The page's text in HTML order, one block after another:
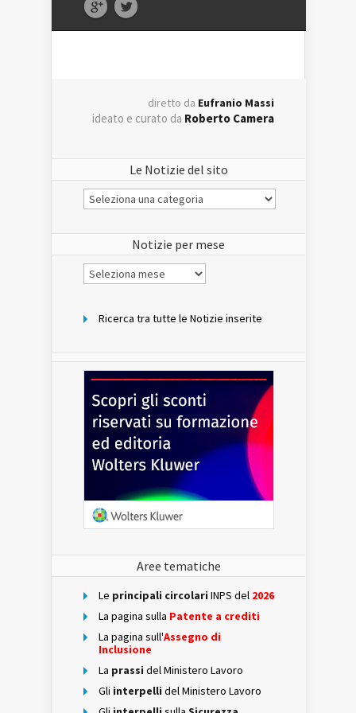
diretto da Eufranio Massi
ideato e curato da Roberto Camera
Le Notizie del sito
Le
Notizie
Notizie per mese
Notizie
per
Ricerca tra tutte le Notizie inserite
Aree tematiche
Le principali circolari INPS del 2026
La pagina sulla Patente a crediti
La pagina sull'Assegno di
Inclusione
La prassi del Ministero Lavoro
Gli interpelli del Ministero Lavoro